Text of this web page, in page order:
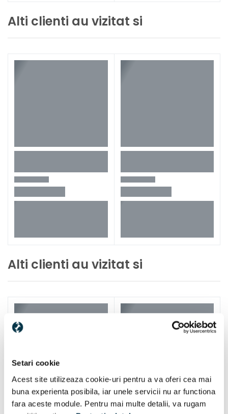
Setari cookie
Acest site utilizeaza cookie-uri pentru a va oferi cea mai
buna experienta posibila, iar unele servicii nu ar functiona
fara aceste module. Pentru mai multe detalii, va rugam
Alti clienti au vizitat si
Alti clienti au vizitat si